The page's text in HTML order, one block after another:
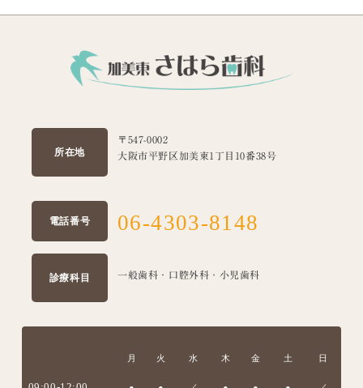
所在地
〒547-0002
大阪市平野区加美東1丁目10番38号
電話番号 06-4303-8148
診療科目 一般歯科・口腔外科・小児歯科
月 火 水 木 金 土 日